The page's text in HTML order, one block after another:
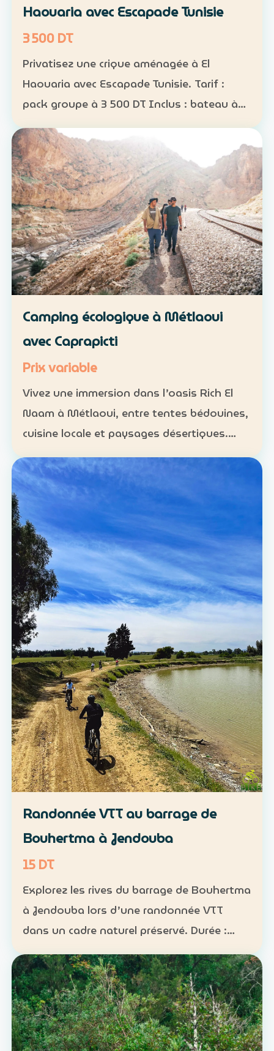
Haouaria avec Escapade Tunisie
3 500 DT
Privatisez une crique aménagée à El
Haouaria avec Escapade Tunisie. Tarif :
pack groupe à 3 500 DT Inclus : bateau à
disposition, transfert, activités nautiques
et déjeuner selon la formule convenue Août
2026 : complet…
Camping écologique à Métlaoui
avec Caprapicti
Prix variable
Vivez une immersion dans l’oasis Rich El
Naam à Métlaoui, entre tentes bédouines,
cuisine locale et paysages désertiques.
Hébergement : tentes traditionnelles ou
formules sur mesure Activités : camping,
randonnées, gas…
Randonnée VTT au barrage de
Bouhertma à Jendouba
15 DT
Explorez les rives du barrage de Bouhertma
à Jendouba lors d’une randonnée VTT
dans un cadre naturel préservé. Durée :
environ 1 h à 1 h 30 Niveau : intermédiaire
Groupe : de 5 à 16 participants Tarif : 15 DT
par perso…